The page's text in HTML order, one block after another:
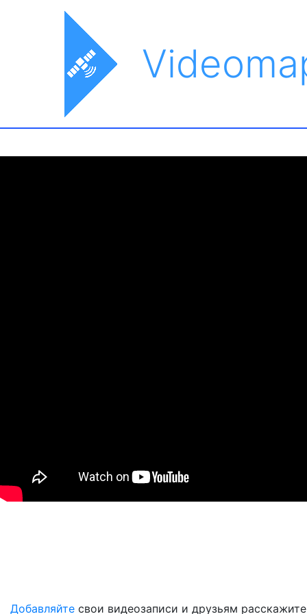
Добавляйте свои видеозаписи и друзьям